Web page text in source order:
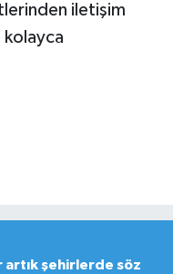
iletişim
artık şehirlerde söz